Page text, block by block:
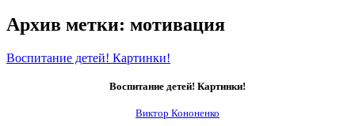
Архив метки: мотивация
Воспитание детей! Картинки!
Воспитание детей! Картинки!
Виктор Кононенко